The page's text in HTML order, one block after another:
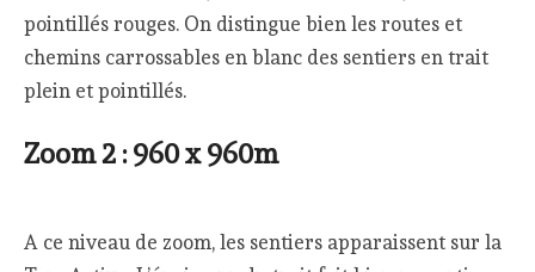
pointillés rouges. On distingue bien les routes et
chemins carrossables en blanc des sentiers en trait
plein et pointillés.
Zoom 2 : 960 x 960m
A ce niveau de zoom, les sentiers apparaissent sur la